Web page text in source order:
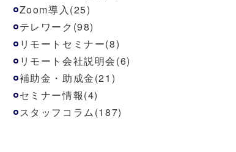
Zoom導入(25)
テレワーク(98)
リモートセミナー(8)
リモート会社説明会(6)
補助金・助成金(21)
セミナー情報(4)
スタッフコラム(187)